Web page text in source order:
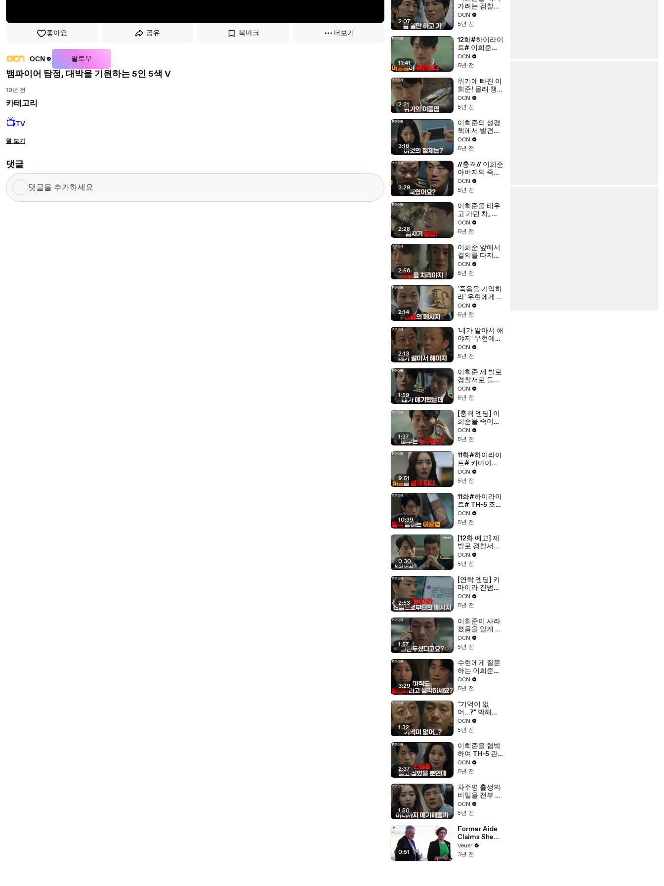
좋아요 공유 북마크 더보기
OCN 팔로우
뱀파이어 탐정, 대박을 기원하는 5인 5색 V
10년 전
카테고리
📺TV
덜 보기
댓글
댓
글
마주할 진실
은?!
2:07
가려는 검찰청
사람들에게 일
침하는 허준석!
OCN
5년 전
11:41
12화#하이라이
트# 이희준을
노리는 누군가
가 있다?!
OCN
5년 전
2:21
위기에 빠진 이
희준! 몰래 챙
겨간 물건으로
전세 역전
OCN
5년 전
3:16
이희준의 성경
책에서 발견된
정체 모를 물
건!
OCN
5년 전
3:29
//충격// 이희준
아버지의 죽음
에 우현이 관련
되어있다?
OCN
5년 전
2:28
이희준을 태우
고 가던 차, 갑
자기 사고를 내
다?
OCN
5년 전
2:56
이희준 앞에서
결의를 다지는
박해수! '죄를
지었으면 죗값
OCN
5년 전
2:14
'죽음을 기억하
라' 우현에게 진
범이 보내는 경
고!
OCN
5년 전
2:13
'네가 알아서 해
야지' 우현에게
가차 없는 이기
영
OCN
5년 전
1:59
이희준 제 발로
경찰서로 들어
가다!
OCN
5년 전
1:37
[충격 엔딩] 이
희준을 죽이려
고 한 배후의 정
체!
OCN
5년 전
9:51
11화#하이라이
트# 키마이라
사건에 접근하
던 차주영! 그
밀?!
OCN
5년 전
10:39
11화#하이라이
트# TH-5 조사
하던 이희준!
강제 출국 위
OCN
5년 전
0:30
[12화 예고] 제
발로 경찰서를
찾아온 이희준
에 당황한 박해
쫓는 세력의 진
짜 정체는?!
OCN
5년 전
2:53
[연락 엔딩] 키
마이라 진범으
로부터 온 연
락! 차주영이
OCN
5년 전
1:57
이희준이 사라
졌음을 알게 된
박해수! "그만
두셨다구요?"
OCN
5년 전
3:29
수현에게 질문
하는 이희준
"아직도 살인자
라고 생각하세
OCN
5년 전
1:32
"기억이 없
어...?" 박해수
에게 남기애에
대해 물어보는
OCN
5년 전
2:37
이희준을 협박
하여 TH-5 관
한 조사를 멈추
게 하려는 김호
OCN
5년 전
1:50
차주영 출생의
비밀을 전부 알
고있다? 어디
서부터 말해줄
OCN
5년 전
0:51
Former Aide
Claims She
Was Asked to
Make a ‘Hit
Veuer
3년 전